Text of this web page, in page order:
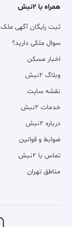
همراه با ۲نبش
ثبت رایگان آگهی ملک
سوال ملکی دارید؟
اخبار مسکن
وبلاگ ۲نبش
نقشه سایت
خدمات ۲نبش
درباره ۲نبش
ضوابط و قوانین
تماس با ۲نبش
مناطق تهران